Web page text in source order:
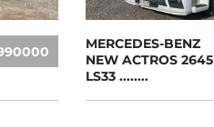
MERCEDES-BENZ
NEW ACTROS 2645
LS33 ........